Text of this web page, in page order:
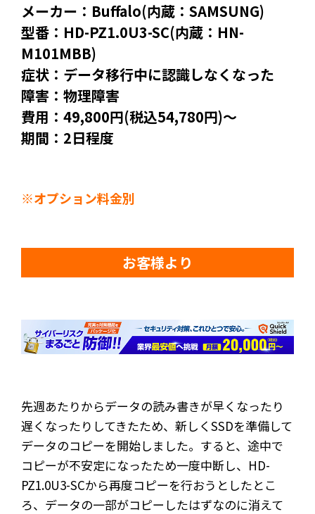
メーカー：Buffalo(内蔵：SAMSUNG)
型番：HD-PZ1.0U3-SC(内蔵：HN-
M101MBB)
症状：データ移行中に認識しなくなった
障害：物理障害
費用：49,800円(税込54,780円)～
期間：2日程度
※オプション料金別
お客様より
先週あたりからデータの読み書きが早くなったり
遅くなったりしてきたため、新しくSSDを準備して
データのコピーを開始しました。すると、途中で
コピーが不安定になったため一度中断し、HD-
PZ1.0U3-SCから再度コピーを行おうとしたとこ
ろ、データの一部がコピーしたはずなのに消えて